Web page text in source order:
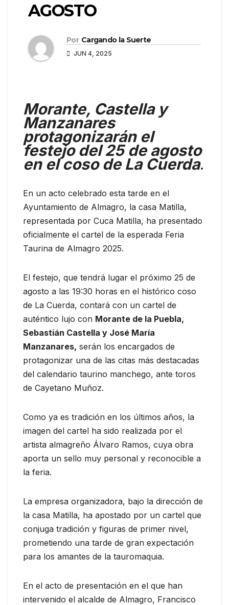
AGOSTO
Por Cargando la Suerte
JUN 4, 2025
Morante, Castella y
Manzanares
protagonizarán el
festejo del 25 de agosto
en el coso de La Cuerda.
En un acto celebrado esta tarde en el
Ayuntamiento de Almagro, la casa Matilla,
representada por Cuca Matilla, ha presentado
oficialmente el cartel de la esperada Feria
Taurina de Almagro 2025.
El festejo, que tendrá lugar el próximo 25 de
agosto a las 19:30 horas en el histórico coso
de La Cuerda, contará con un cartel de
auténtico lujo con Morante de la Puebla,
Sebastián Castella y José María
Manzanares, serán los encargados de
protagonizar una de las citas más destacadas
del calendario taurino manchego, ante toros
de Cayetano Muñoz.
Como ya es tradición en los últimos años, la
imagen del cartel ha sido realizada por el
artista almagreño Álvaro Ramos, cuya obra
aporta un sello muy personal y reconocible a
la feria.
La empresa organizadora, bajo la dirección de
la casa Matilla, ha apostado por un cartel que
conjuga tradición y figuras de primer nivel,
prometiendo una tarde de gran expectación
para los amantes de la tauromaquia.
En el acto de presentación en el que han
intervenido el alcalde de Almagro, Francisco